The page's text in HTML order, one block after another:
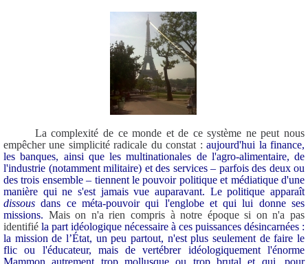
La complexité de ce monde et de ce système ne peut nous
empêcher une simplicité radicale du constat :aujourd'hui la finance,
les banques, ainsi que les multinationales de l'agro-alimentaire, de
l'industrie (notamment militaire) et des services – parfois des deux ou
des trois ensemble – tiennent le pouvoir politique et médiatique d'une
manière qui ne s'est jamais vue auparavant. Le politique apparaît
dissous dans ce méta-pouvoir qui l'englobe et qui lui donne ses
missions. Mais on n'a rien compris à notre époque si on n'a pas
identifié la part idéologique nécessaire à ces puissances désincarnées :
la mission de l’État, un peu partout, n'est plus seulement de faire le
flic ou l'éducateur, mais de vertébrer idéologiquement l'énorme